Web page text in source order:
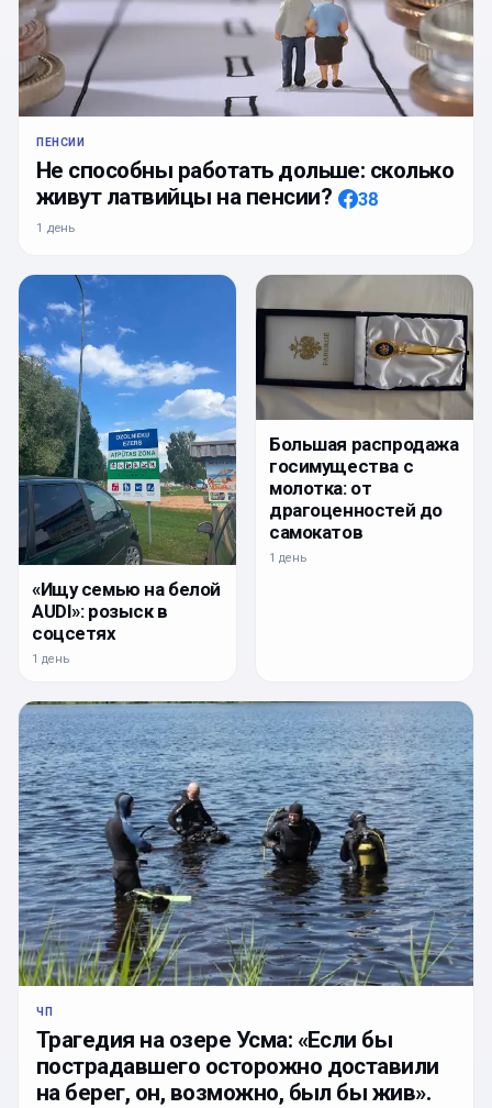
ПЕНСИИ
Не способны работать дольше: сколько
живут латвийцы на пенсии?
38
1 день
«Ищу семью на белой
AUDI»: розыск в
соцсетях
1 день
Большая распродажа
госимущества с
молотка: от
драгоценностей до
самокатов
1 день
ЧП
Трагедия на озере Усма: «Если бы
пострадавшего осторожно доставили
на берег, он, возможно, был бы жив».